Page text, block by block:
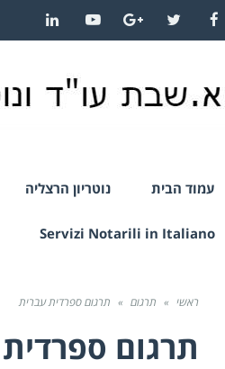
Twitter
Google+
YouTube
LinkedIn
עמוד הבית נוטריון הרצליה
Servizi Notarili in Italiano
ראשי » תרגום » תרגום ספרדית עברית
תרגום